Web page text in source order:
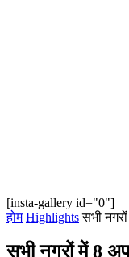
[insta-gallery id="0"]
होम Highlights सभी
सभी नगरों में 8